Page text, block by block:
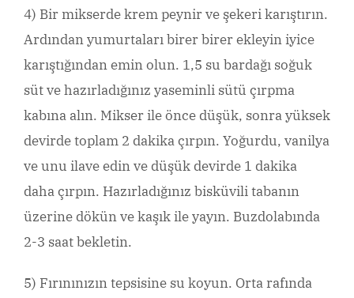
4) Bir mikserde krem ​​peynir ve şekeri karıştırın.
Ardından yumurtaları birer birer ekleyin iyice
karıştığından emin olun. 1,5 su bardağı soğuk
süt ve hazırladığınız yaseminli sütü çırpma
kabına alın. Mikser ile önce düşük, sonra yüksek
devirde toplam 2 dakika çırpın. Yoğurdu, vanilya
ve unu ilave edin ve düşük devirde 1 dakika
daha çırpın. Hazırladığınız bisküvili tabanın
üzerine dökün ve kaşık ile yayın. Buzdolabında
2-3 saat bekletin.
5) Fırınınızın tepsisine su koyun. Orta rafında